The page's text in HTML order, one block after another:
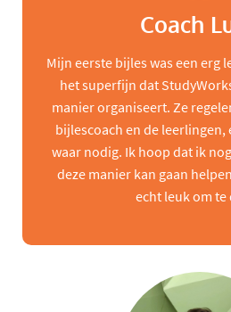
Coach
Mijn eerste bijles was een erg
het superfijn dat
manier organiseert. Ze
bijlescoach en de
waar nodig. Ik hoop dat ik
deze manier kan gaan
echt leuk om te